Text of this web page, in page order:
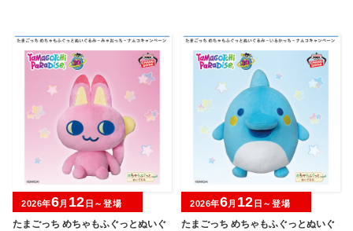
たまごっち めちゃもふぐっとぬいぐ
2026年6月 12 日～登場
たまごっち めちゃもふぐっとぬいぐ
2026年6月 12 日～登場